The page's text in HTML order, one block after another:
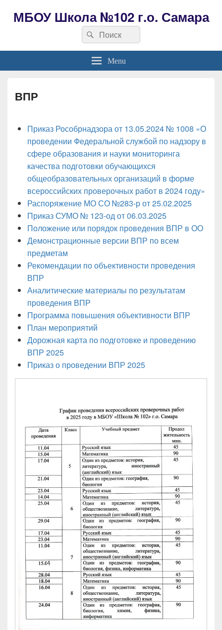
МБОУ Школа №102 г.о. Самара
Search
for:
Search
Menu
ВПР
Приказ Рособрнадзора от 13.05.2024№ 1008 «О
проведении Федеральной службой по надзору в
сфере образования и науки мониторинга
качества подготовки обучающихся
общеобразовательных организаций в форме
всероссийских проверочных работ в 2024 году»
Распоряжение МО СО №283-р от 25.02.2025
Приказ СУМО № 123-од от 06.03.2025
Положение или порядок проведения ВПР в ОО
Демонстрационные версии ВПР по всем
предметам
Рекомендации по объективности проведения
ВПР
Аналитические материалы по результатам
проведения ВПР
Программа повышения объективности ВПР
План мероприятий
Дорожная карта по подготовке и проведению
ВПР 2025
Приказ о проведении ВПР 2025